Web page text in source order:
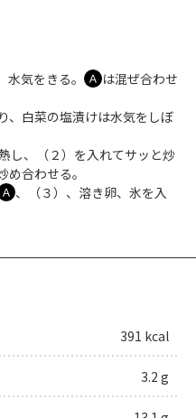
気をきる。 Ａ は混ぜ合わせ
、白菜の塩漬けは水気をしぼ
し、（２）を入れてサッと炒
合わせる。
Ａ 、（３）、溶き卵、氷を入
391 kcal
3.2 g